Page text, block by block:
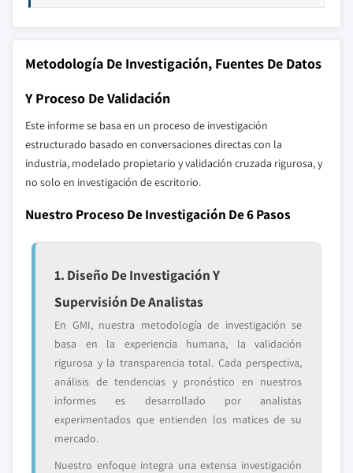
Metodología De Investigación, Fuentes De Datos
Y Proceso De Validación
Este informe se basa en un proceso de investigación
estructurado basado en conversaciones directas con la
industria, modelado propietario y validación cruzada rigurosa, y
no solo en investigación de escritorio.
Nuestro Proceso De Investigación De 6 Pasos
1. Diseño De Investigación Y
Supervisión De Analistas
En GMI, nuestra metodología de investigación se
basa en la experiencia humana, la validación
rigurosa y la transparencia total. Cada perspectiva,
análisis de tendencias y pronóstico en nuestros
informes es desarrollado por analistas
experimentados que entienden los matices de su
mercado.
Nuestro enfoque integra una extensa investigación